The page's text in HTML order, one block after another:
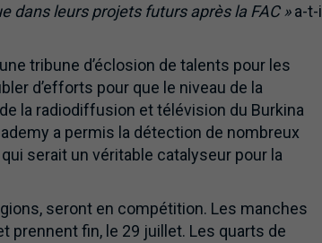
dans leurs projets futurs après la FAC »a-t-il
tribune d’éclosion de talents pour les
d’efforts pour que le niveau de la
la radiodiffusion et télévision du Burkina
a permis la détection de nombreux
serait un véritable catalyseur pour la
seront en compétition. Les manches
prennent fin, le 29 juillet. Les quarts de